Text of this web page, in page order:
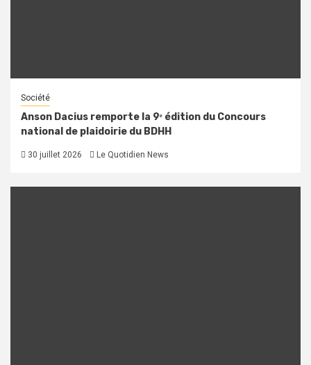
Société
Anson Dacius remporte la 9ᵉ édition du Concours
national de plaidoirie du BDHH
30 juillet 2026 Le Quotidien News